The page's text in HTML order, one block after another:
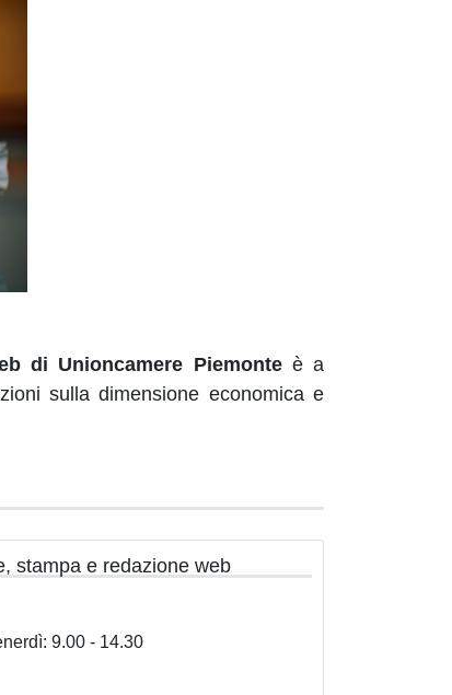
di Unioncamere Piemonte è a
sulla dimensione economica e
stampa e redazione web
9.00 - 14.30